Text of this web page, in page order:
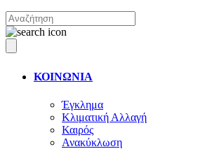
ΚΟΙΝΩΝΙΑ
Έγκλημα
Κλιματική Αλλαγή
Καιρός
Ανακύκλωση